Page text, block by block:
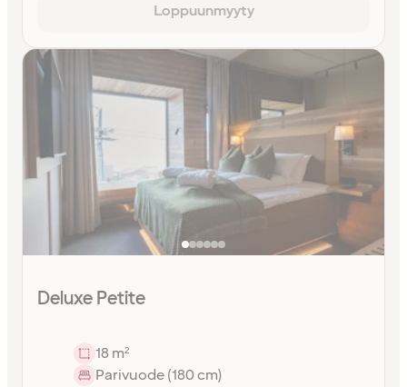
Loppuunmyyty
Deluxe Petite
18 m²
Parivuode (180 cm)